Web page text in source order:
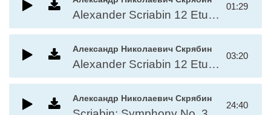
Alexander Scriabin 12 Etudes, Op.13 - No.6 in A
01:29
Александр Николаевич Скрябин
Alexander Scriabin 12 Etudes, Op.15 - No.8 in Ab
03:20
Александр Николаевич Скрябин
24:40